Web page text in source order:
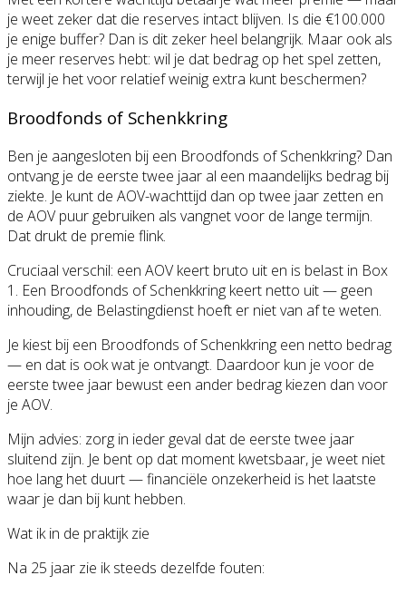
je weet zeker dat die reserves intact blijven. Is die €100.000
je enige buffer? Dan is dit zeker heel belangrijk. Maar ook als
je meer reserves hebt: wil je dat bedrag op het spel zetten,
terwijl je het voor relatief weinig extra kunt beschermen?
Broodfonds of Schenkkring
Ben je aangesloten bij een Broodfonds of Schenkkring? Dan
ontvang je de eerste twee jaar al een maandelijks bedrag bij
ziekte. Je kunt de AOV-wachttijd dan op twee jaar zetten en
de AOV puur gebruiken als vangnet voor de lange termijn.
Dat drukt de premie flink.
Cruciaal verschil: een AOV keert bruto uit en is belast in Box
1. Een Broodfonds of Schenkkring keert netto uit — geen
inhouding, de Belastingdienst hoeft er niet van af te weten.
Je kiest bij een Broodfonds of Schenkkring een netto bedrag
— en dat is ook wat je ontvangt. Daardoor kun je voor de
eerste twee jaar bewust een ander bedrag kiezen dan voor
je AOV.
Mijn advies: zorg in ieder geval dat de eerste twee jaar
sluitend zijn. Je bent op dat moment kwetsbaar, je weet niet
hoe lang het duurt — financiële onzekerheid is het laatste
waar je dan bij kunt hebben.
Wat ik in de praktijk zie
Na 25 jaar zie ik steeds dezelfde fouten: